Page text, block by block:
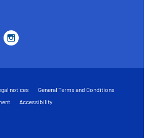
notices
General Terms and Conditions
Accessibility